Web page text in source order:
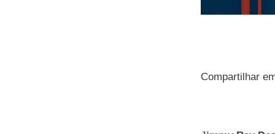
Compartilhar